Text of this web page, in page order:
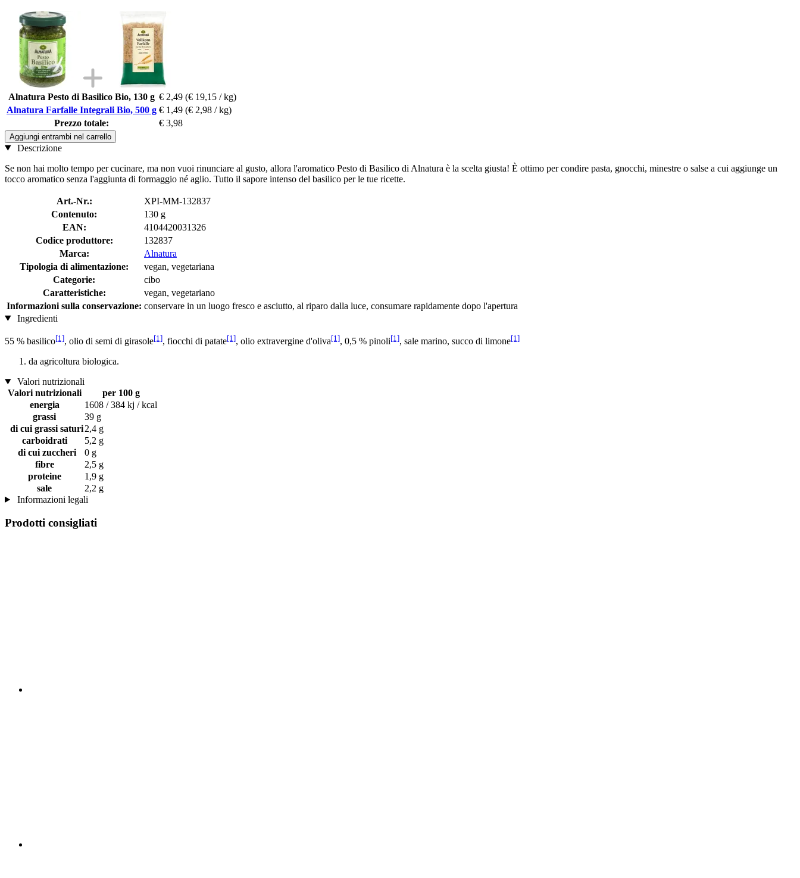
Alnatura Pesto di Basilico Bio, 130 g € 2,49 (€ 19,15 / kg)
Alnatura Farfalle Integrali Bio, 500 g € 1,49 (€ 2,98 / kg)
Prezzo totale:
€ 3,98
Aggiungi entrambi nel carrello
Descrizione
Se non hai molto tempo per cucinare, ma non vuoi rinunciare al gusto, allora l'aromatico Pesto di Basilico di Alnatura è la scelta giusta! È ottimo per condire pasta, gnocchi, minestre o salse a cui aggiunge un
tocco aromatico senza l'aggiunta di formaggio né aglio. Tutto il sapore intenso del basilico per le tue ricette.
Art.-Nr.:
XPI-MM-132837
Contenuto:
130 g
EAN:
4104420031326
Codice produttore:
132837
Marca:
Alnatura
Tipologia di alimentazione:
vegan, vegetariana
Categorie:
cibo
Caratteristiche:
vegan, vegetariano
Informazioni sulla conservazione: conservare in un luogo fresco e asciutto, al riparo dalla luce, consumare rapidamente dopo l'apertura
Ingredienti
55 % basilico[1], olio di semi di girasole[1], fiocchi di patate[1], olio extravergine d'oliva[1], 0,5 % pinoli[1], sale marino, succo di limone[1]
da agricoltura biologica.
Valori nutrizionali
Valori nutrizionali
per 100 g
energia
1608 / 384 kj / kcal
grassi
39 g
di cui grassi saturi2,4 g
carboidrati
5,2 g
di cui zuccheri
0 g
fibre
2,5 g
proteine
1,9 g
sale
2,2 g
Informazioni legali
Prodotti consigliati